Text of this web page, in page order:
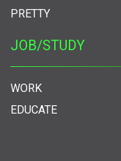
PRETTY
JOB/STUDY
WORK
EDUCATE